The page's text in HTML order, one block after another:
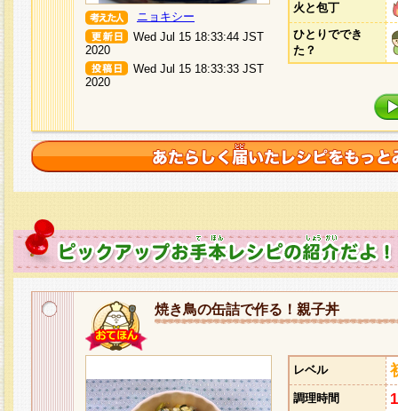
ニョキシー
Wed Jul 15 18:33:44 JST
2020
Wed Jul 15 18:33:33 JST
2020
火と包丁
ひとりででき
た？
焼き鳥の缶詰で作る！親子丼
レベル
調理時間